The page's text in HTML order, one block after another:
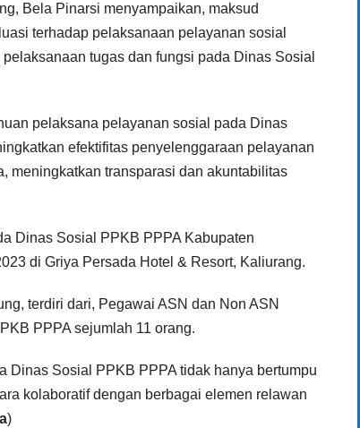
Bela Pinarsi menyampaikan, maksud
terhadap pelaksanaan pelayanan sosial
tugas dan fungsi pada Dinas Sosial
pelaksana pelayanan sosial pada Dinas
efektifitas penyelenggaraan pelayanan
meningkatkan transparasi dan akuntabilitas
Dinas Sosial PPKB PPPA Kabupaten
di Griya Persada Hotel & Resort, Kaliurang.
terdiri dari, Pegawai ASN dan Non ASN
PPPA sejumlah 11 orang.
Dinas Sosial PPKB PPPA tidak hanya bertumpu
kolaboratif dengan berbagai elemen relawan
)